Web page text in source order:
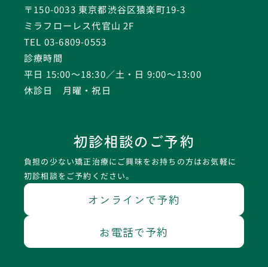
〒150-0033 東京都渋谷区猿楽町19-3
ミラフローレス代官山 2F
TEL 03-6809-0553
診療時間
平日 15:00〜18:30／土・日 9:00〜13:00
休診日 月曜・祝日
初診相談のご予約
負担の少ない矯正治療にご興味をお持ちの方はお気軽に
初診相談をご予約ください。
オンラインで予約
お電話で予約